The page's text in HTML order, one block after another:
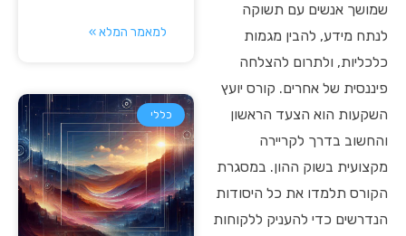
שמושך אנשים עם תשוקה
לנתח מידע, להבין מגמות
כלכליות, ולתרום להצלחה
פיננסית של אחרים. קורס יועץ
השקעות הוא הצעד הראשון
והחשוב בדרך לקריירה
מקצועית בשוק ההון. במסגרת
הקורס תלמדו את כל היסודות
הנדרשים כדי להעניק ללקוחות
למאמר המלא »
כללי